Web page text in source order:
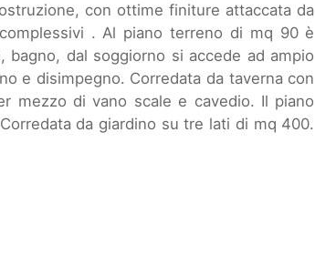
con ottime finiture attaccata da
. Al piano terreno di mq 90 è
dal soggiorno si accede ad ampio
e disimpegno. Corredata da taverna con
mezzo di vano scale e cavedio. Il piano
da giardino su tre lati di mq 400.